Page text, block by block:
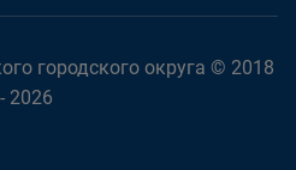
городского округа © 2018
- 2026